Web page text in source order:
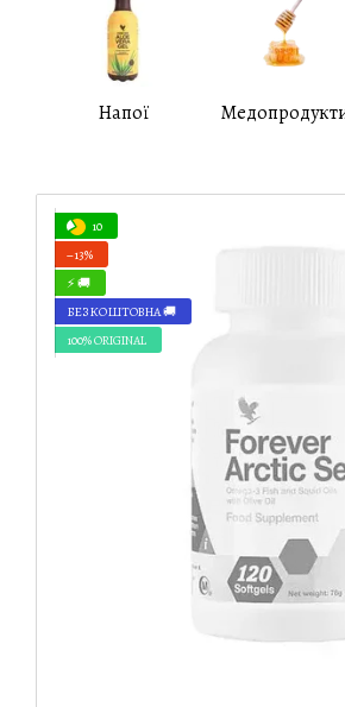
Напої
10
−13%
⚡ 🚚
БЕЗКОШТОВНА 🚚
100% ORIGINAL